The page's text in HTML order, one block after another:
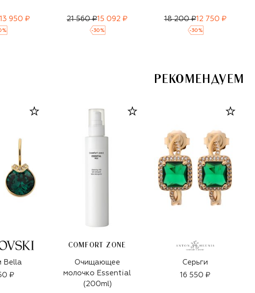
13 950 ₽
%
21 560 ₽15 092 ₽
-30 %
18 200 ₽12 750 ₽
-30 %
РЕКОМЕНДУЕМ
Bella
₽
COMFORT ZONE
Очищающее
молочко Essential
(200ml)
Серьги
16 550 ₽